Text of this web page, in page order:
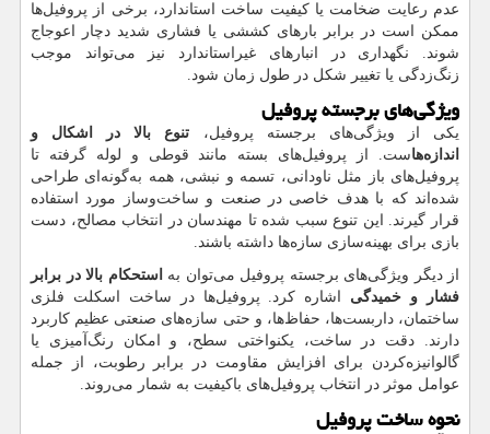
عدم رعایت ضخامت یا کیفیت ساخت استاندارد، برخی از پروفیل‌ها
ممکن است در برابر بارهای کششی یا فشاری شدید دچار اعوجاج
شوند. نگهداری در انبارهای غیراستاندارد نیز می‌تواند موجب
زنگ‌زدگی یا تغییر شکل در طول زمان شود.
ویژگی‌های برجسته پروفیل
یکی از ویژگی‌های برجسته پروفیل، تنوع بالا در اشکال و
اندازه‌هاست. از پروفیل‌های بسته مانند قوطی و لوله گرفته تا
پروفیل‌های باز مثل ناودانی، تسمه و نبشی، همه به‌گونه‌ای طراحی
شده‌اند که با هدف خاصی در صنعت و ساخت‌وساز مورد استفاده
قرار گیرند. این تنوع سبب شده تا مهندسان در انتخاب مصالح، دست
بازی برای بهینه‌سازی سازه‌ها داشته باشند.
از دیگر ویژگی‌های برجسته پروفیل می‌توان به استحکام بالا در برابر
فشار و خمیدگی اشاره کرد. پروفیل‌ها در ساخت اسکلت فلزی
ساختمان، داربست‌ها، حفاظ‌ها، و حتی سازه‌های صنعتی عظیم کاربرد
دارند. دقت در ساخت، یکنواختی سطح، و امکان رنگ‌آمیزی یا
گالوانیزه‌کردن برای افزایش مقاومت در برابر رطوبت، از جمله
عوامل موثر در انتخاب پروفیل‌های باکیفیت به شمار می‌روند.
نحوه ساخت پروفیل